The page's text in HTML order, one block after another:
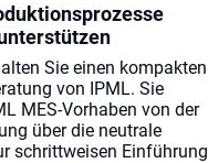
Sie einen kompakten
von IPML. Sie
MES-Vorhaben von der
über die neutrale
schrittweisen Einführung